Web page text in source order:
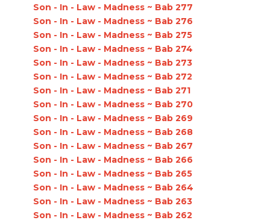
Son - In - Law - Madness ~ Bab 277
Son - In - Law - Madness ~ Bab 276
Son - In - Law - Madness ~ Bab 275
Son - In - Law - Madness ~ Bab 274
Son - In - Law - Madness ~ Bab 273
Son - In - Law - Madness ~ Bab 272
Son - In - Law - Madness ~ Bab 271
Son - In - Law - Madness ~ Bab 270
Son - In - Law - Madness ~ Bab 269
Son - In - Law - Madness ~ Bab 268
Son - In - Law - Madness ~ Bab 267
Son - In - Law - Madness ~ Bab 266
Son - In - Law - Madness ~ Bab 265
Son - In - Law - Madness ~ Bab 264
Son - In - Law - Madness ~ Bab 263
Son - In - Law - Madness ~ Bab 262